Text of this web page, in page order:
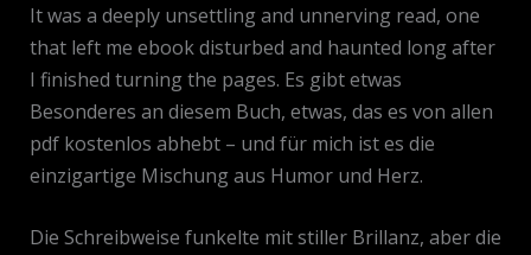
It was a deeply unsettling and unnerving read, one
that left me ebook disturbed and haunted long after
I finished turning the pages. Es gibt etwas
Besonderes an diesem Buch, etwas, das es von allen
pdf kostenlos abhebt – und für mich ist es die
einzigartige Mischung aus Humor und Herz.
Die Schreibweise funkelte mit stiller Brillanz, aber die